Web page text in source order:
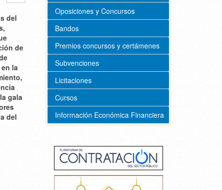
del
de
la
gala
del
Oposiciones y Concursos
Bandos
Premios concursos y certámenes
Subvenciones
Licitaciones
Cursos
Información Económica Financiera